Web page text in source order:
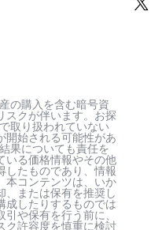
の購入を含む暗号資
スクが伴います。お探
取り扱われていない
開始される可能性があ
果についても責任を
いる価格情報やその他
したものであり、情報
本コンテンツは、いか
、または保有を推奨し
成したりするものでは
や保有を行う前に、
ク許容度を慎重に検討